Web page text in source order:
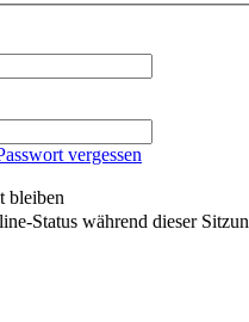
vergessen
bleiben
Status während dieser